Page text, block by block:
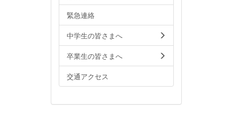
緊急連絡
中学生の皆さまへ
卒業生の皆さまへ
交通アクセス